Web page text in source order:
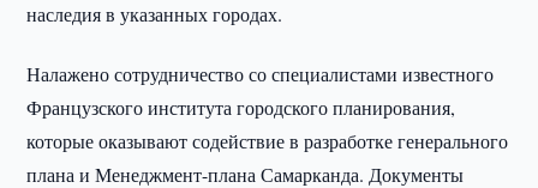
наследия в указанных городах.
Налажено сотрудничество со специалистами известного
Французского института городского планирования,
которые оказывают содействие в разработке генерального
плана и Менеджмент-плана Самарканда. Документы